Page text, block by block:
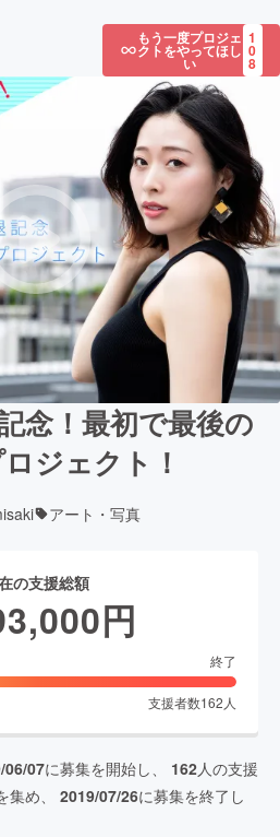
もう一度プロジェ
クトをやってほし
い
1
0
8
念！最初で最後の
ジェクト！
アート・写真
の支援総額
円
終了
支援者数162 人
06/07に募集を開始し、 162人の支援
集め、 2019/07/26に募集を終了し